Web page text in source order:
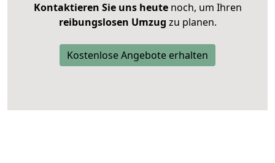
Kontaktieren Sie uns heutenoch, um Ihren
reibungslosen Umzug zu planen.
Kostenlose Angebote erhalten